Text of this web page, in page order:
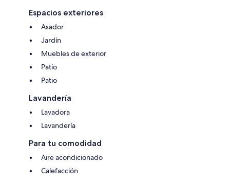
Espacios exteriores
Asador
Jardín
Muebles de exterior
Patio
Patio
Lavandería
Lavadora
Lavandería
Para tu comodidad
Aire acondicionado
Calefacción